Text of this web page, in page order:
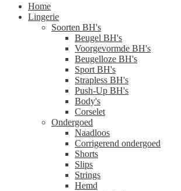
Home
Lingerie
Soorten BH's
Beugel BH's
Voorgevormde BH's
Beugelloze BH's
Sport BH's
Strapless BH's
Push-Up BH's
Body's
Corselet
Ondergoed
Naadloos
Corrigerend ondergoed
Shorts
Slips
Strings
Hemd